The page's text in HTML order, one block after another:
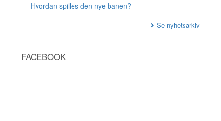
Hvordan spilles den nye banen?
Se nyhetsarkiv
FACEBOOK